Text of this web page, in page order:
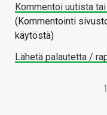
Kommentoi uutista
(Kommentointi
käytöstä)
Lähetä palautetta /